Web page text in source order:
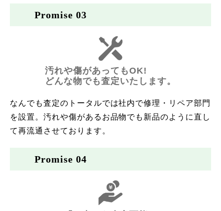
Promise 03
汚れや傷があってもOK!
どんな物でも査定いたします。
なんでも査定のトータルでは社内で修理・リペア部門
を設置。汚れや傷があるお品物でも新品のように直し
て再流通させております。
Promise 04